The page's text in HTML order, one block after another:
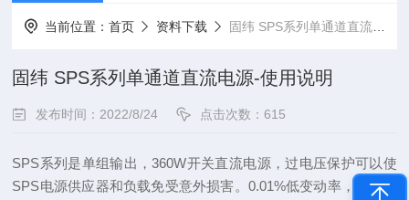
当前位置：首页 资料下载 固纬 SPS系列单通道直流电源-使用说明
固纬 SPS系列单通道直流电源-使用说明
发布时间：2022/8/24 点击次数：615
SPS系列是单组输出，360W开关直流电源，过电压保护可以使
SPS电源供应器和负载免受意外损害。0.01%低变动率，过程监